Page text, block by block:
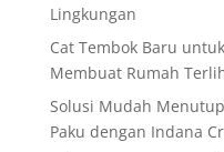
Lingkungan
Cat Tembok Baru
Membuat Rumah
Solusi Mudah
Paku dengan Indana